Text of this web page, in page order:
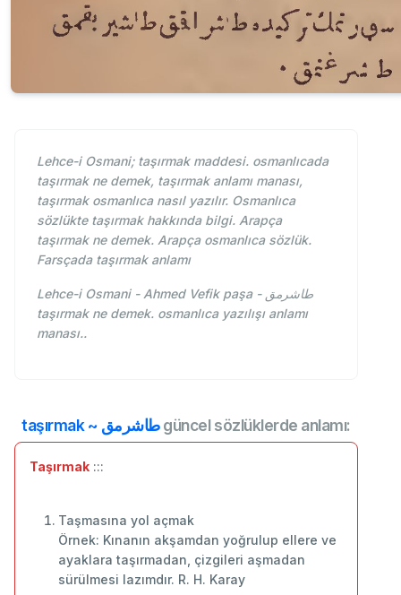
Lehce-i Osmani; taşırmak maddesi. osmanlıcada
taşırmak ne demek, taşırmak anlamı manası,
taşırmak osmanlıca nasıl yazılır. Osmanlıca
sözlükte taşırmak hakkında bilgi. Arapça
taşırmak ne demek. Arapça osmanlıca sözlük.
Farsçada taşırmak anlamı
Lehce-i Osmani - Ahmed Vefik paşa - طاشرمق
taşırmak ne demek. osmanlıca yazılışı anlamı
manası..
taşırmak ~ طاشرمقgüncel sözlüklerde anlamı:
Taşırmak :::
Taşmasına yol açmak
Örnek: Kınanın akşamdan yoğrulup ellere ve
ayaklara taşırmadan, çizgileri aşmadan
sürülmesi lazımdır. R. H. Karay